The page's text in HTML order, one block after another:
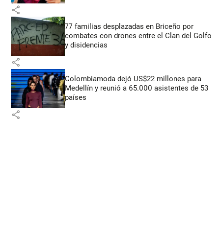
share
77 familias desplazadas en Briceño por
combates con drones entre el Clan del Golfo
y disidencias
share
Colombiamoda dejó US$22 millones para
Medellín y reunió a 65.000 asistentes de 53
países
share